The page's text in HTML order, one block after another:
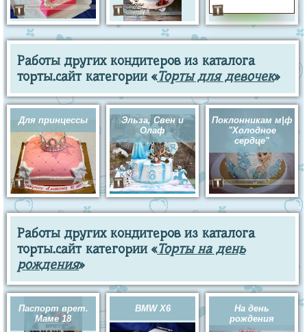
Работы других кондитеров из каталога
торты.сайт категории «Торты для девочек»
Для принцессы
Эльза, Свен и
Олаф
Поклонникам м|ф
"Холодное
сердце"
Работы других кондитеров из каталога
торты.сайт категории «Торты на день
рождения»
Паспорт врет.
Маме 18
BMW X6
На день
рождения